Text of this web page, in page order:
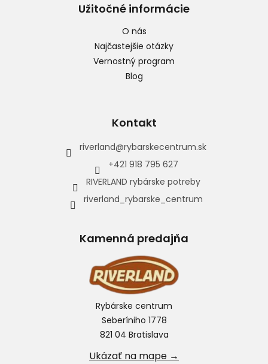
Užitočné informácie
O nás
Najčastejšie otázky
Vernostný program
Blog
Kontakt
riverland@rybarskecentrum.sk
+421 918 795 627
RIVERLAND rybárske potreby
riverland_rybarske_centrum
Kamenná predajňa
Rybárske centrum
Seberíniho 1778
821 04 Bratislava
Ukázať na mape →